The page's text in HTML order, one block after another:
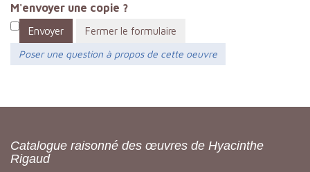
M'envoyer une copie ?
Envoyer
Fermer le formulaire
Poser une question à propos de cette oeuvre
Catalogue raisonné des œuvres de Hyacinthe
Rigaud